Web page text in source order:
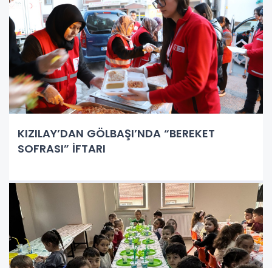
KIZILAY’DAN GÖLBAŞI’NDA “BEREKET
SOFRASI” İFTARI